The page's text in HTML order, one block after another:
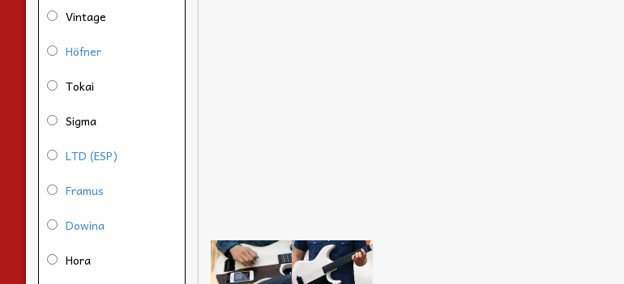
Vintage
Höfner
Tokai
Sigma
LTD (ESP)
Framus
Dowina
Hora